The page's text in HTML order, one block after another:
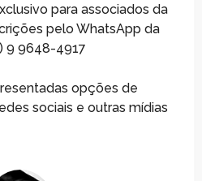
para associados da
pelo WhatsApp da
9 9648-4917
opções de
sociais e outras mídias